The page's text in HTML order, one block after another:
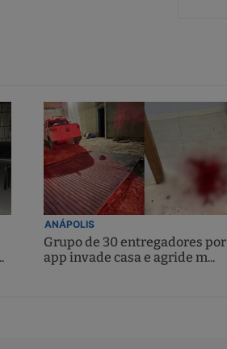
ANÁPOLIS
Grupo de 30 entregadores por
app invade casa e agride m...